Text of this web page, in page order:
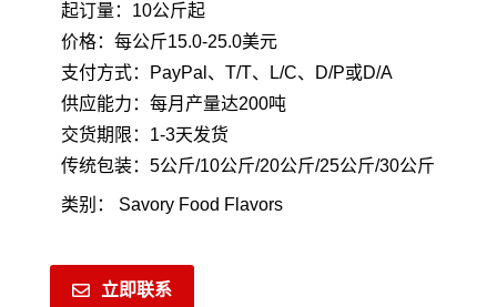
起订量：10公斤起
价格：每公斤15.0-25.0美元
支付方式：PayPal、T/T、L/C、D/P或D/A
供应能力：每月产量达200吨
交货期限：1-3天发货
传统包装：5公斤/10公斤/20公斤/25公斤/30公斤
类别： Savory Food Flavors
立即联系